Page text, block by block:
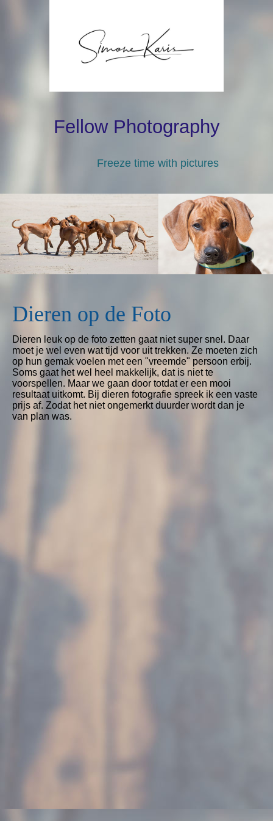
Fellow Photography
Freeze time with pictures
Dieren op de Foto
Dieren leuk op de foto zetten gaat niet super snel. Daar
moet je wel even wat tijd voor uit trekken. Ze moeten zich
op hun gemak voelen met een "vreemde" persoon erbij.
Soms gaat het wel heel makkelijk, dat is niet te
voorspellen. Maar we gaan door totdat er een mooi
resultaat uitkomt. Bij dieren fotografie spreek ik een vaste
prijs af. Zodat het niet ongemerkt duurder wordt dan je
van plan was.